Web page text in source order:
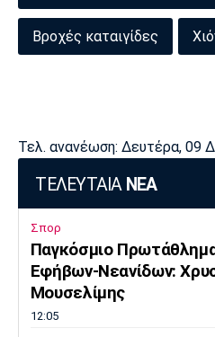
Βροχές καταιγίδες
Τελ. ανανέωση: Δευτέρα, 09
ΤΕΛΕΥΤΑΙΑ ΝΕΑ
Σπορ
Παγκόσμιο
Εφήβων-Νεανίδων:
Μουσελίμης
12:05